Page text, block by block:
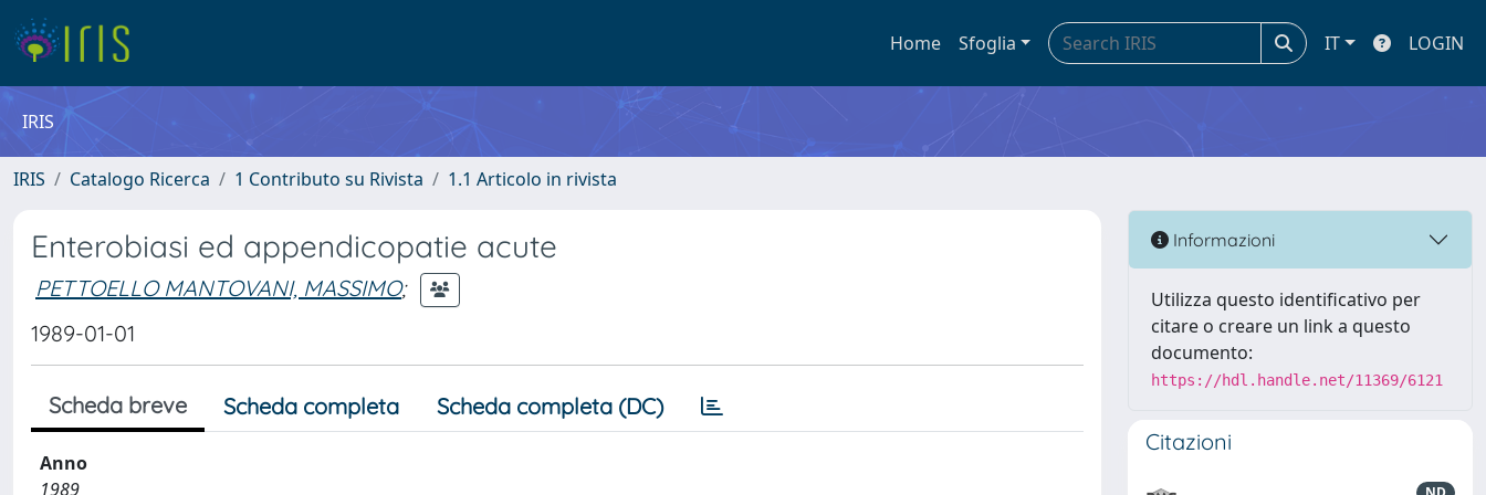
Home Sfoglia IT LOGIN
IRIS
IRIS Catalogo Ricerca 1 Contributo su Rivista 1.1 Articolo in rivista
Enterobiasi ed appendicopatie acute
PETTOELLO MANTOVANI, MASSIMO;
1989-01-01
Scheda breve Scheda completa Scheda completa (DC)
Anno
1989
Informazioni
Utilizza questo identificativo per
citare o creare un link a questo
documento:
https://hdl.handle.net/11369/6121
Citazioni